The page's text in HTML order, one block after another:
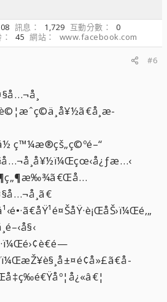
訊息 1,729 互動分數
0
45 網站
www.facebook.com
#6
ç™¼æ®çš„ç©ºé–“